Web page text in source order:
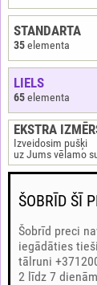
STANDARTA
35elementa
LIELS
65elementa
EKSTRA
Izveidosim pušķi
uz Jums vēlamo
ŠOBRĪD ŠĪ
Šobrīd preci
iegādāties
tālruni
2 līdz 7